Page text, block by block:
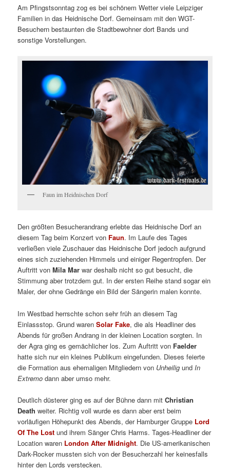
Am Pfingstsonntag zog es bei schönem Wetter viele Leipziger
Familien in das Heidnische Dorf. Gemeinsam mit den WGT-
Besuchern bestaunten die Stadtbewohner dort Bands und
sonstige Vorstellungen.
Faun im Heidnischen Dorf
Den größten Besucherandrang erlebte das Heidnische Dorf an
diesem Tag beim Konzert von Faun. Im Laufe des Tages
verließen viele Zuschauer das Heidnische Dorf jedoch aufgrund
eines sich zuziehenden Himmels und einiger Regentropfen. Der
Auftritt vonMila Mar war deshalb nicht so gut besucht, die
Stimmung aber trotzdem gut. In der ersten Reihe stand sogar ein
Maler, der ohne Gedränge ein Bild der Sängerin malen konnte.
Im Westbad herrschte schon sehr früh an diesem Tag
Einlassstop. Grund warenSolar Fake, die als Headliner des
Abends für großen Andrang in der kleinen Location sorgten. In
der Agra ging es gemächlicher los. Zum Auftritt von Faelder
hatte sich nur ein kleines Publikum eingefunden. Dieses feierte
die Formation aus ehemaligen Mitgliedern von Unheilig und In
Extremo dann aber umso mehr.
Deutlich düsterer ging es auf der Bühne dann mitChristian
Death weiter. Richtig voll wurde es dann aber erst beim
vorläufigen Höhepunkt des Abends, der Hamburger Gruppe Lord
Of The Lost und ihrem Sänger Chris Harms. Tages-Headliner der
Location waren London After Midnight. Die US-amerikanischen
Dark-Rocker mussten sich von der Besucherzahl her keinesfalls
hinter den Lords verstecken.